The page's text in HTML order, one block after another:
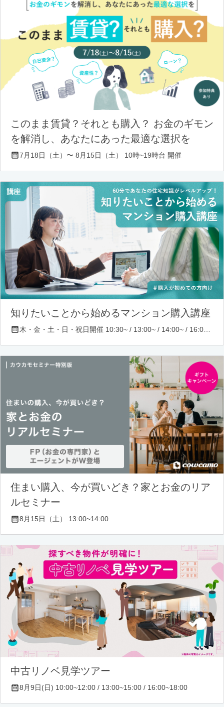
このまま賃貸？それとも購入？ お金のギモン
を解消し、あなたにあった最適な選択を
7月18日（土）〜 8月15日（土） 10時~19時台 開催
知りたいことから始めるマンション購入講座
住まい購入、今が買いどき？家とお金のリア
ルセミナー
8月15日（土） 13:00~14:00
中古リノベ見学ツアー
8月9日(日) 10:00~12:00 / 13:00~15:00 / 16:00~18:00